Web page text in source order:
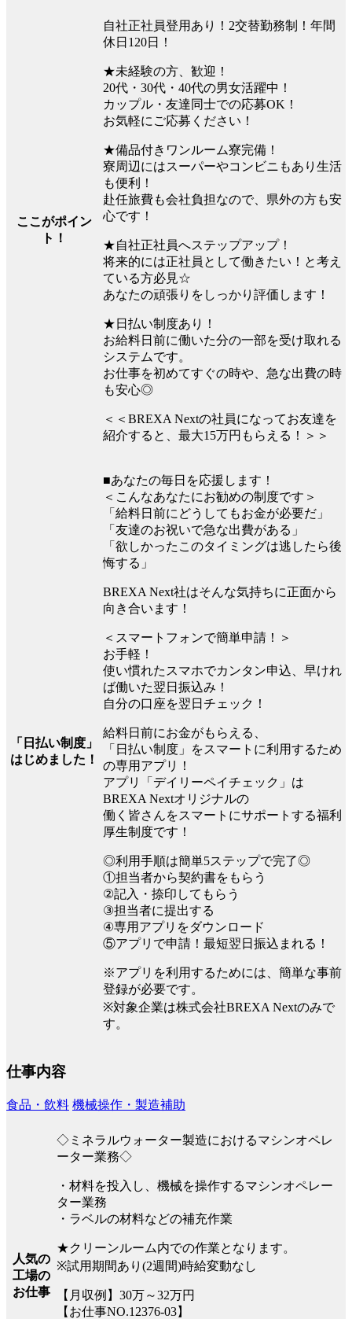
ここがポイン
ト！
自社正社員登用あり！2交替勤務制！年間
休日120日！
★未経験の方、歓迎！
20代・30代・40代の男女活躍中！
カップル・友達同士での応募OK！
お気軽にご応募ください！
★備品付きワンルーム寮完備！
寮周辺にはスーパーやコンビニもあり生活
も便利！
赴任旅費も会社負担なので、県外の方も安
心です！
★自社正社員へステップアップ！
将来的には正社員として働きたい！と考え
ている方必見☆
あなたの頑張りをしっかり評価します！
★日払い制度あり！
お給料日前に働いた分の一部を受け取れる
システムです。
お仕事を初めてすぐの時や、急な出費の時
も安心◎
＜＜BREXA Nextの社員になってお友達を
紹介すると、最大15万円もらえる！＞＞
「日払い制度」
はじめました！
■あなたの毎日を応援します！
＜こんなあなたにお勧めの制度です＞
「給料日前にどうしてもお金が必要だ」
「友達のお祝いで急な出費がある」
「欲しかったこのタイミングは逃したら後
悔する」
BREXA Next社はそんな気持ちに正面から
向き合います！
＜スマートフォンで簡単申請！＞
お手軽！
使い慣れたスマホでカンタン申込、早けれ
ば働いた翌日振込み！
自分の口座を翌日チェック！
給料日前にお金がもらえる、
「日払い制度」をスマートに利用するため
の専用アプリ！
アプリ「デイリーペイチェック」は
BREXA Nextオリジナルの
働く皆さんをスマートにサポートする福利
厚生制度です！
◎利用手順は簡単5ステップで完了◎
①担当者から契約書をもらう
②記入・捺印してもらう
③担当者に提出する
④専用アプリをダウンロード
⑤アプリで申請！最短翌日振込まれる！
※アプリを利用するためには、簡単な事前
登録が必要です。
※対象企業は株式会社BREXA Nextのみで
す。
仕事内容
食品・飲料 機械操作・製造補助
人気の
工場の
お仕事
◇ミネラルウォーター製造におけるマシンオペレ
ーター業務◇
・材料を投入し、機械を操作するマシンオペレー
ター業務
・ラベルの材料などの補充作業
★クリーンルーム内での作業となります。
※試用期間あり(2週間)時給変動なし
【月収例】30万～32万円
【お仕事NO.12376-03】